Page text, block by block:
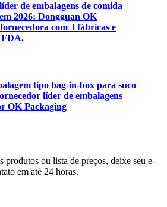
de embalagens de comida
2026: Dongguan OK
com 3 fábricas e
FDA.
tipo bag-in-box para suco
líder de embalagens
OK Packaging
produtos ou lista de preços, deixe seu e-
em até 24 horas.